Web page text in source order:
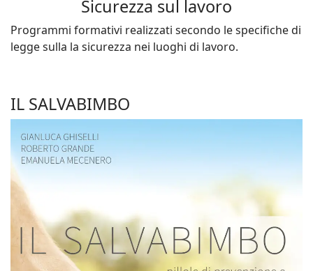
Sicurezza sul lavoro
Programmi formativi realizzati secondo le specifiche di
legge sulla la sicurezza nei luoghi di lavoro.
IL SALVABIMBO